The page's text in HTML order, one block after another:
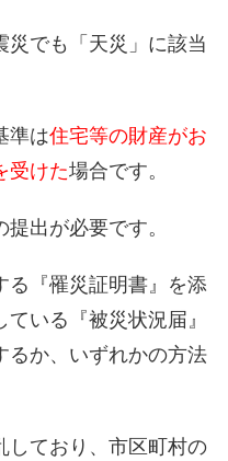
災でも「天災」に該当
準は住宅等の財産がお
受けた場合です。
出が必要です。
る『罹災証明書』を添
いる『被災状況届』
るか、いずれかの方法
しており、市区町村の